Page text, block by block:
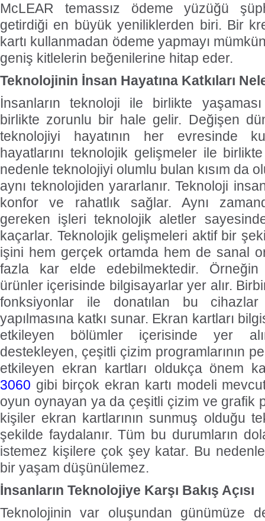
McLEAR temassız ödeme yüzüğü
getirdiği en büyük yeniliklerden biri. Bir
kartı kullanmadan ödeme yapmayı
geniş kitlelerin beğenilerine hitap eder.
Teknolojinin İnsan Hayatına Katkıları
İnsanların teknoloji ile birlikte
birlikte zorunlu bir hale gelir. Değişen
teknolojiyi hayatının her evresinde
hayatlarını teknolojik gelişmeler ile
nedenle teknolojiyi olumlu bulan kısım da
aynı teknolojiden yararlanır. Teknoloji
konfor ve rahatlık sağlar. Aynı
gereken işleri teknolojik aletler
kaçarlar. Teknolojik gelişmeleri aktif bir
işini hem gerçek ortamda hem de sanal
fazla kar elde edebilmektedir. Örneğin
ürünler içerisinde bilgisayarlar yer alır.
fonksiyonlar ile donatılan bu
yapılmasına katkı sunar. Ekran kartları
etkileyen bölümler içerisinde yer
destekleyen, çeşitli çizim programlarının
etkileyen ekran kartları oldukça önem
3060 gibi birçok ekran kartı modeli
oyun oynayan ya da çeşitli çizim ve grafik
kişiler ekran kartlarının sunmuş olduğu
şekilde faydalanır. Tüm bu durumların
istemez kişilere çok şey katar. Bu nedenle
bir yaşam düşünülemez.
İnsanların Teknolojiye Karşı Bakış Açısı
Teknolojinin var oluşundan günümüze